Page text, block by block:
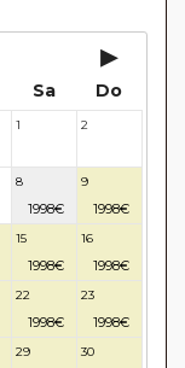
▸
Sa Do
1 2
8
1998€
9
1998€
15
1998€
16
1998€
22
1998€
23
1998€
29 30